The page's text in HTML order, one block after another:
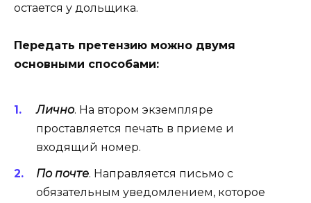
остается у дольщика.
Передать претензию можно двумя
основными способами:
Лично. На втором экземпляре
проставляется печать в приеме и
входящий номер.
По почте. Направляется письмо с
обязательным уведомлением, которое